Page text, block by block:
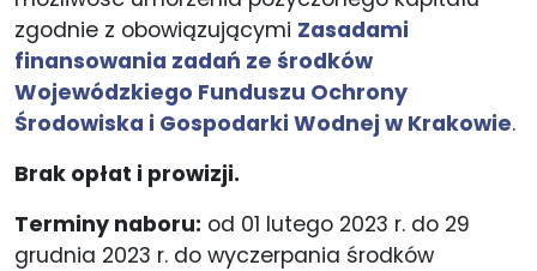
zgodnie z obowiązującymi Zasadami
finansowania zadań ze środków
Wojewódzkiego Funduszu Ochrony
Środowiska i Gospodarki Wodnej w Krakowie.
Brak opłat i prowizji.
Terminy naboru: od 01 lutego 2023 r. do 29
grudnia 2023 r. do wyczerpania środków